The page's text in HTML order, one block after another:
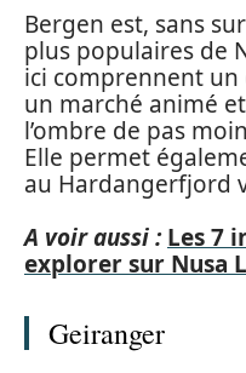
Bergen est, sans
plus populaires de
ici comprennent
un marché animé
l’ombre de pas
Elle permet
au Hardangerfjord
A voir aussi : Les 7
explorer sur Nusa
Geiranger